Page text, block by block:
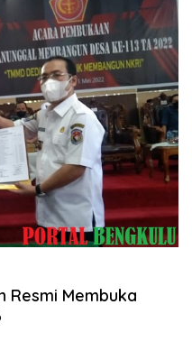
Resmi Membuka